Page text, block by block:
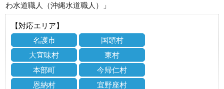
わ水道職人（沖縄水道職人）」
【対応エリア】
名護市
国頭村
大宜味村
東村
本部町
今帰仁村
恩納村
宜野座村